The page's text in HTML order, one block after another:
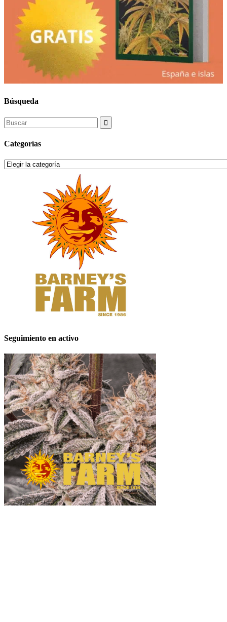
Búsqueda
Search
for:
Categorías
Categorías
Seguimiento en activo